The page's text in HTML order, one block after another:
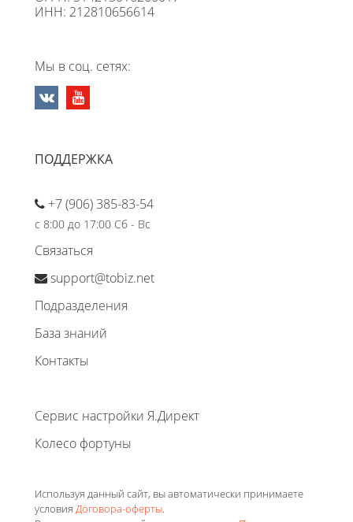
ИНН: 212810656614
Мы в соц. сетях:
ПОДДЕРЖКА
+7 (906) 385-83-54
с 8:00 до 17:00 Сб - Вс
Связаться
support@tobiz.net
Подразделения
База знаний
Контакты
Сервис настройки Я.Директ
Колесо фортуны
Используя данный сайт, вы автоматически принимаете
условия Договора-оферты.